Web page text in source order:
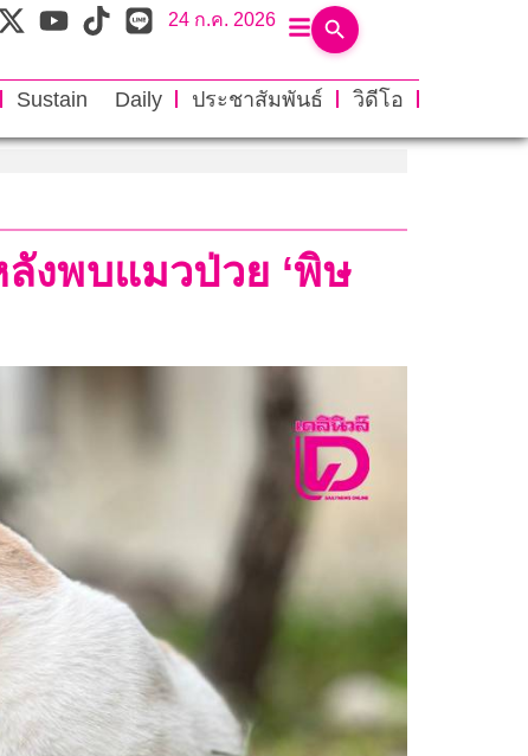
24 ก.ค. 2026
Sustain Daily ประชาสัมพันธ์
วิดีโอ
งพบแมวป่วย ‘พิษ